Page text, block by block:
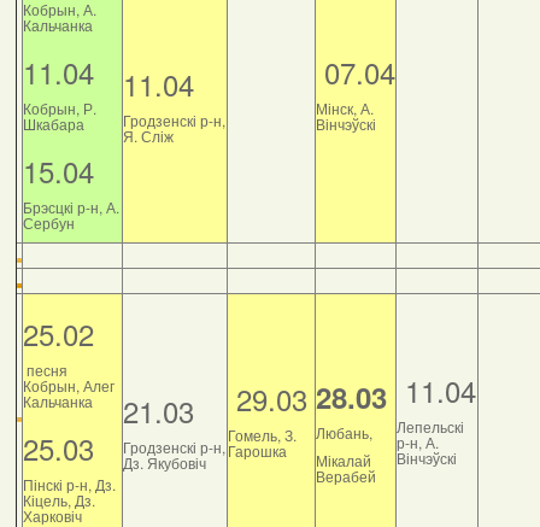
Кобрын, А.
Кальчанка
11.04
Кобрын, Р.
Шкабара
15.04
Брэсцкі р-н, А.
Сербун
11.04
Гродзенскі р-н,
Я. Сліж
07.04
Мінск, А.
Вінчэўскі
25.02
песня
Кобрын, Алег
Кальчанка
25.03
Пінскі р-н, Дз.
Кіцель, Дз.
Харковіч
21.03
Гродзенскі р-н,
Дз. Якубовіч
29.03
Гомель, З.
Гарошка
28.03
Любань,
Мікалай
Верабей
11.04
Лепельскі
р-н, А.
Вінчэўскі